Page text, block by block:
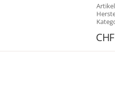
CHF